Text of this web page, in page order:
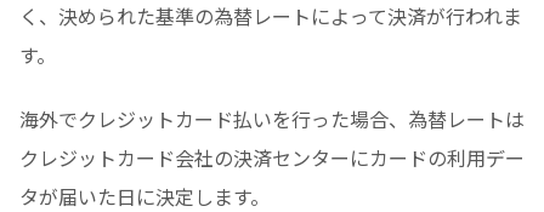
く、決められた基準の為替レートによって決済が行われま
す。
海外でクレジットカード払いを行った場合、為替レートは
クレジットカード会社の決済センターにカードの利用デー
タが届いた日に決定します。